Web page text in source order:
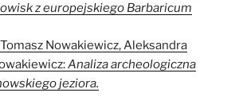
z europejskiego Barbaricum
Nowakiewicz, Aleksandra
Analiza archeologiczna
jeziora.